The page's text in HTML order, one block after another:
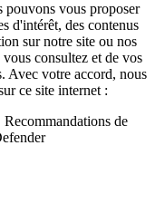
pouvons vous proposer
d'intérêt, des contenus
sur notre site ou nos
consultez et de vos
Avec votre accord, nous
ce site internet :
de